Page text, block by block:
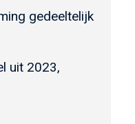
gedeeltelijk
uit 2023,